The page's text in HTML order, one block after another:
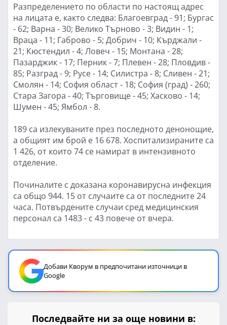
Разпределението по области по настоящ адрес
на лицата е, както следва: Благоевград - 91; Бургас
- 62; Варна - 30; Велико Търново - 3; Видин - 1;
Враца - 11; Габрово - 5; Добрич - 10; Кърджали -
21; Кюстендил - 4; Ловеч - 15; Монтана - 28;
Пазарджик - 17; Перник - 7; Плевен - 28; Пловдив -
85; Разград - 9; Русе - 14; Силистра - 8; Сливен - 21;
Смолян - 14; София област - 18; София (град) - 260;
Стара Загора - 40; Търговище - 45; Хасково - 14;
Шумен - 45; Ямбол - 8.
189 са излекуваните през последното денонощие,
а общият им брой е 16 678. Хоспитализираните са
1 426, от които 74 се намират в интензивното
отделение.
Починалите с доказана коронавирусна инфекция
са общо 944. 15 от случаите са от последните 24
часа. Потвърдените случаи сред медицинския
персонал са 1483 - с 43 повече от вчера.
Добави Кворум в предпочитани източници в
Google
Последвайте ни за още новини в: